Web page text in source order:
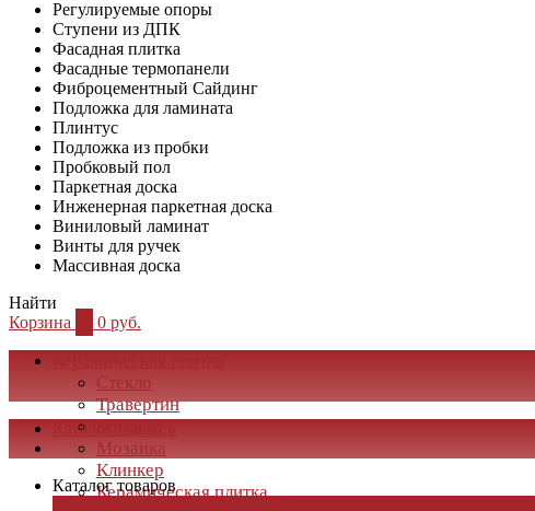
Регулируемые опоры
Ступени из ДПК
Фасадная плитка
Фасадные термопанели
Фиброцементный Сайдинг
Подложка для ламината
Плинтус
Подложка из пробки
Пробковый пол
Паркетная доска
Инженерная паркетная доска
Виниловый ламинат
Винты для ручек
Массивная доска
Найти
Корзина
0 руб.
Стекло
Травертин
Мрамор
Мозаика
Клинкер
Керамическая плитка
Каталог товаров
Каталог товаров